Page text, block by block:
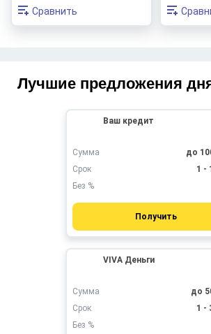
Сравнить
Лучшие предложения
Ваш кредит
Сумма
до
Срок
1 -
Без %
Получить
VIVA Деньги
Сумма
до
Срок
1 -
Без %